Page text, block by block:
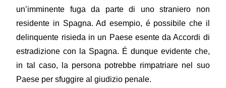
un’imminente fuga da parte di uno straniero non
residente in Spagna. Ad esempio, é possibile che il
delinquente risieda in un Paese esente da Accordi di
estradizione con la Spagna. É dunque evidente che,
in tal caso, la persona potrebbe rimpatriare nel suo
Paese per sfuggire al giudizio penale.